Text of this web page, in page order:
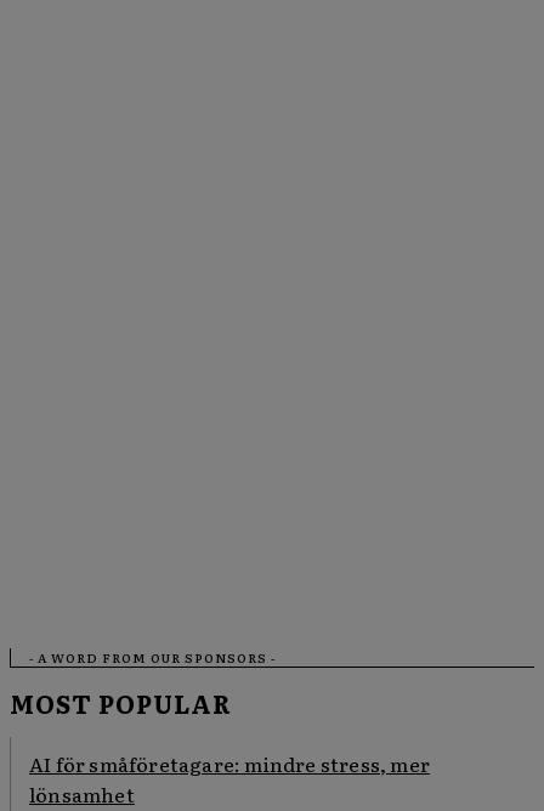
- A WORD FROM OUR SPONSORS -
MOST POPULAR
AI för småföretagare: mindre stress, mer
lönsamhet